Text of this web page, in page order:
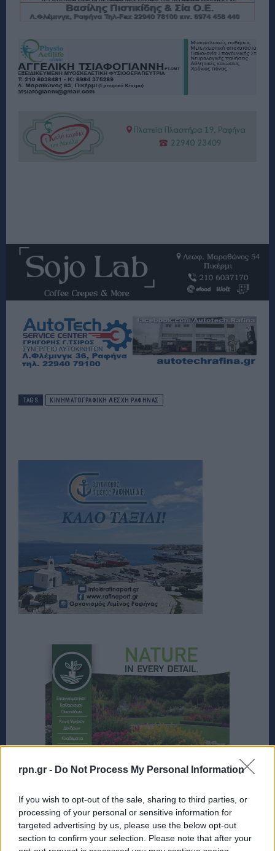
rpn.gr - Do Not Process My Personal Information
If you wish to opt-out of the sale, sharing to third parties, or
processing of your personal or sensitive information for
targeted advertising by us, please use the below opt-out
section to confirm your selection. Please note that after your
TAGS ΚΙΝΗΜΑΤΟΓΡΑΦΙΚΉ ΛΈΣΧΗ ΡΑΦΉΝΑΣ